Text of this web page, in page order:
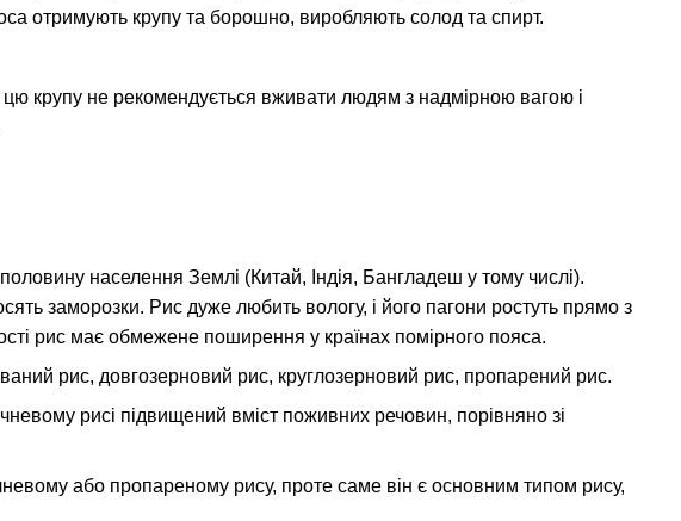
отримують крупу та борошно, виробляють солод та спирт.
крупу не рекомендується вживати людям з надмірною вагою і
населення Землі (Китай, Індія, Бангладеш у тому числі).
заморозки. Рис дуже любить вологу, і його пагони ростуть прямо з
рис має обмежене поширення у країнах помірного пояса.
рис, довгозерновий рис, круглозерновий рис, пропарений рис.
рисі підвищений вміст поживних речовин, порівняно зі
або пропареному рису, проте саме він є основним типом рису,